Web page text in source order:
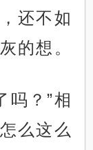
还不如
的想。
吗？”相
么这么